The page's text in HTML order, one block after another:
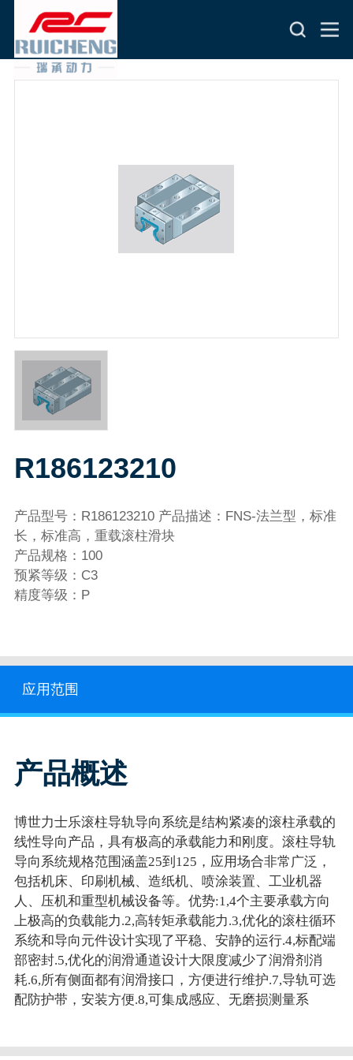
R186123210
产品型号：R186123210 产品描述：FNS-法兰型，标准
长，标准高，重载滚柱滑块
产品规格：100
预紧等级：C3
精度等级：P
应用范围
产品概述
博世力士乐滚柱导轨导向系统是结构紧凑的滚柱承载的
线性导向产品，具有极高的承载能力和刚度。滚柱导轨
导向系统规格范围涵盖25到125，应用场合非常广泛，
包括机床、印刷机械、造纸机、喷涂装置、工业机器
人、压机和重型机械设备等。优势:1,4个主要承载方向
上极高的负载能力.2,高转矩承载能力.3,优化的滚柱循环
系统和导向元件设计实现了平稳、安静的运行.4,标配端
部密封.5,优化的润滑通道设计大限度减少了润滑剂消
耗.6,所有侧面都有润滑接口，方便进行维护.7,导轨可选
配防护带，安装方便.8,可集成感应、无磨损测量系